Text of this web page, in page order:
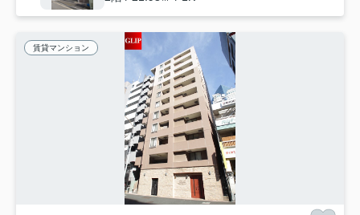
賃貸マンション